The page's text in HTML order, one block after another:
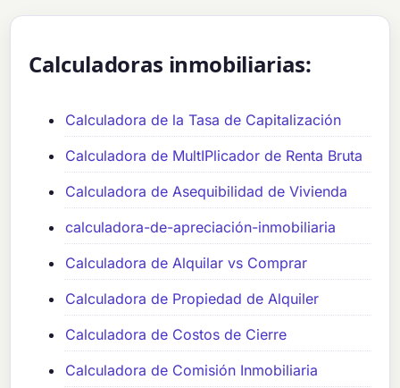
Calculadoras inmobiliarias:
Calculadora de la Tasa de Capitalización
Calculadora de MultIPlicador de Renta Bruta
Calculadora de Asequibilidad de Vivienda
calculadora-de-apreciación-inmobiliaria
Calculadora de Alquilar vs Comprar
Calculadora de Propiedad de Alquiler
Calculadora de Costos de Cierre
Calculadora de Comisión Inmobiliaria